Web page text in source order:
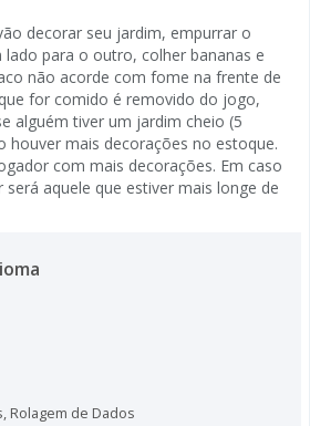
decorar seu jardim, empurrar o
para o outro, colher bananas e
não acorde com fome na frente de
for comido é removido do jogo,
alguém tiver um jardim cheio (5
houver mais decorações no estoque.
com mais decorações. Em caso
aquele que estiver mais longe de
, Rolagem de Dados